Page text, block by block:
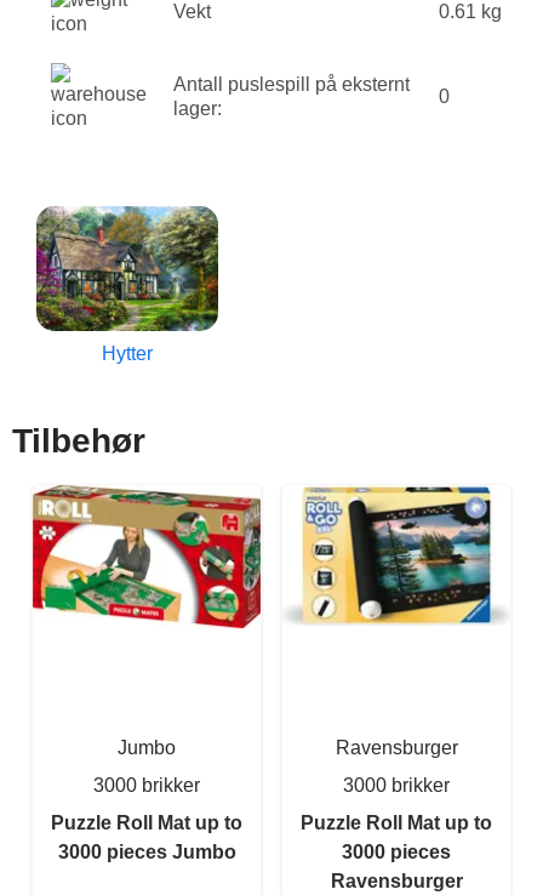
Vekt 0.61 kg
Antall puslespill på eksternt
lager:
0
Hytter
Tilbehør
Jumbo
3000 brikker
Puzzle Roll Mat up to
3000 pieces Jumbo
Ravensburger
3000 brikker
Puzzle Roll Mat up to
3000 pieces
Ravensburger